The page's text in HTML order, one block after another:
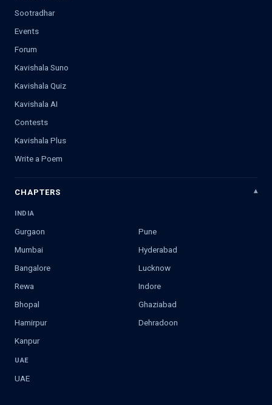
Sootradhar
Events
Forum
Kavishala Suno
Kavishala Quiz
Kavishala AI
Contests
Kavishala Plus
Write a Poem
CHAPTERS
INDIA
Gurgaon
Pune
Mumbai
Hyderabad
Bangalore
Lucknow
Rewa
Indore
Bhopal
Ghaziabad
Hamirpur
Dehradoon
Kanpur
UAE
UAE